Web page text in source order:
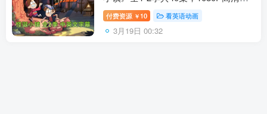
频带中英文字幕，百度网盘下载！
付费资源 ￥ 10 看英语动画
3月19日 00:32